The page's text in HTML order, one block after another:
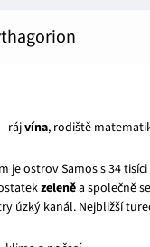
rájvína, rodiště
je ostrov Samos s 34
zeleněa společně se
úzký kanál. Nejbližší